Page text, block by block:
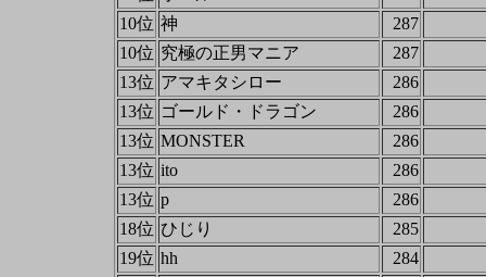
10位 神
287
10位 究極の正男マニア
287
13位 アマキタシロー
286
13位 ゴールド・ドラゴン
286
13位 MONSTER
286
13位 ito
286
13位 p
286
18位 ひじり
285
19位 hh
284